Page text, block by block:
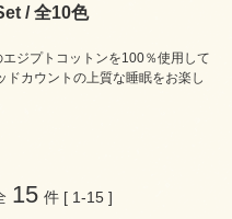
/ 全10色
ジプトコットンを100％使用して
ドカウントの上質な睡眠をお楽し
15 件 [ 1-15 ]